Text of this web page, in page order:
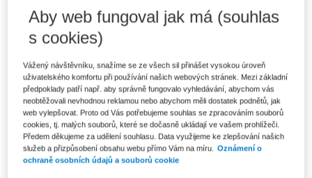
552 Kč
Komplet - Trestní odpovědnost
právnických osob - e-knihy
V prodeji - ihned k dispozici
Upozorňujeme, že v období od 1.8. do 21.8. z technických
důvodů nemůžeme vystavovat daňové doklady. Budou vám
zaslány dodatečně e-mailem.
ks Vložit do košíku
Aby web fungoval jak má (souhlas
s cookies)
Vážený návštěvníku, snažíme se ze všech sil přinášet vysokou úroveň
uživatelského komfortu při používání našich webových stránek. Mezi základní
předpoklady patří např. aby správně fungovalo vyhledávání, abychom vás
neobtěžovali nevhodnou reklamou nebo abychom měli dostatek podnětů, jak
web vylepšovat. Proto od Vás potřebujeme souhlas se zpracováním souborů
cookies, tj. malých souborů, které se dočasně ukládají ve vašem prohlížeči.
Předem děkujeme za udělení souhlasu. Data využijeme ke zlepšování našich
služeb a přizpůsobení obsahu webu přímo Vám na míru.
Oznámení o
ochraně osobních údajů a souborů cookie